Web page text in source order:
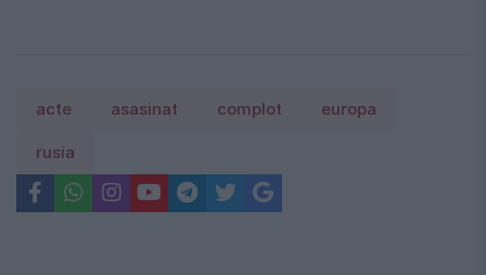
acte asasinat complot europa
rusia